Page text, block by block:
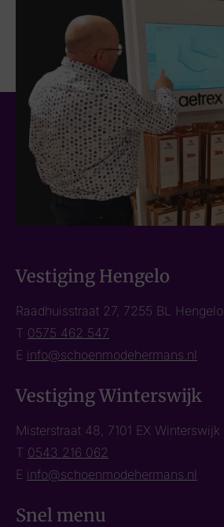
Vestiging Hengelo
Raadhuisstraat 27, 7255 BL Hengelo
T 0575 462 547
E info@schoenmodehermans.nl
Vestiging Winterswijk
Misterstraat 48, 7101 EX Winterswijk
T 0543 216 062
E info@schoenmodehermans.nl
Snel menu